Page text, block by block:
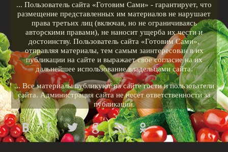
... Пользователь сайта «Готовим Сами» - гарантирует, что
размещение представленных им материалов не нарушает
права третьих лиц (включая, но не ограничиваясь
авторскими правами), не наносит ущерба их чести и
достоинству. Пользователь сайта «Готовим Сами»,
отправляя материалы, тем самым заинтересован в их
публикации на сайте и выражает свое согласие на их
дальнейшее использование владельцами сайта.
... Все материалы публикуют на сайте гости и пользователи
сайта. Администрация сайта не несет ответственности за
публикации.